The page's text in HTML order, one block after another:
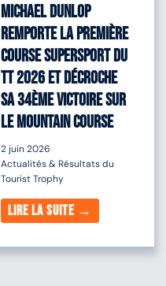
Michael Dunlop
remporte la première
course Supersport du
TT 2026 et décroche
sa 34ème victoire sur
le Mountain Course
2 juin 2026
Actualités & Résultats du
Tourist Trophy
Lire la suite →